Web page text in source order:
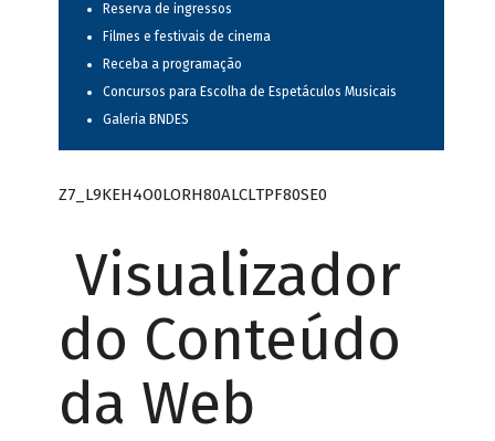
Reserva de ingressos
Filmes e festivais de cinema
Receba a programação
Concursos para Escolha de Espetáculos Musicais
Galeria BNDES
Z7_L9KEH4O0LORH80ALCLTPF80SE0
Visualizador
do Conteúdo
da Web